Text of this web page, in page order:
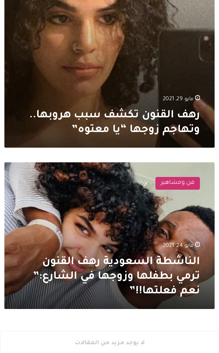
مايو 29, 2021
رهف القنون تكشف سبب هروبها..
وتهاجم زوجها “يا معتوه”
السعودية
ترمي
بطفلها
وزوجها
في
الشارع:”
نعم
فعلتها!!”
فن ومشاهير
مايو 24, 2021
الناشطة السعودية رهف القنون
ترمي بطفلها وزوجها في الشارع:”
نعم فعلتها!!”
لا يوجد مزيد من المقالات